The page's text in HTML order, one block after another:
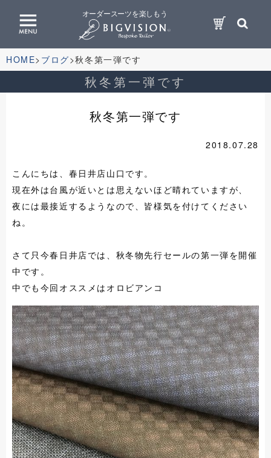
オーダースーツを楽しもう
HOME ブログ 秋冬第一弾です
秋冬第一弾です
秋冬第一弾です
2018.07.28
こんにちは、春日井店山口です。
現在外は台風が近いとは思えないほど晴れていますが、
夜には最接近するようなので、皆様気を付けてください
ね。
さて只今春日井店では、秋冬物先行セールの第一弾を開催
中です。
中でも今回オススメはオロビアンコ